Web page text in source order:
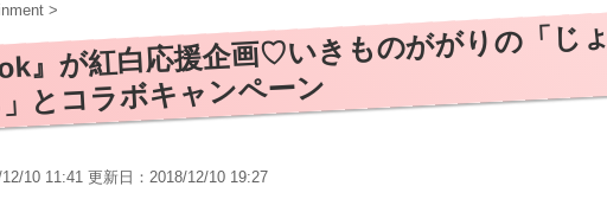
>
』が紅白応援企画♡いきものががりの「じょ
とコラボキャンペーン
10 11:41 更新日： 2018/12/10 19:27